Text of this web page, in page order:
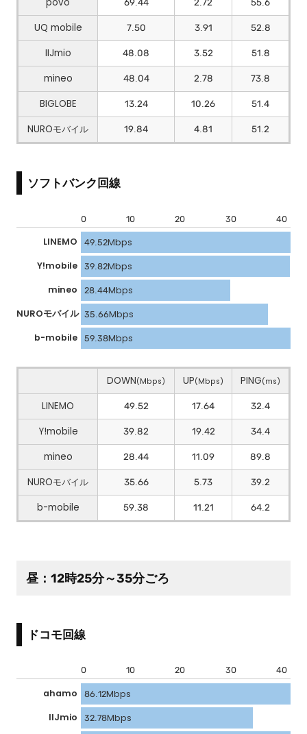
UQ mobile
7.50 3.91
52.8
IIJmio
48.08 3.52
51.8
mineo
48.04 2.78
73.8
BIGLOBE
13.24 10.26
51.4
NUROモバイル
19.84 4.81 51.2
ソフトバンク回線
0 10 20 30
40
LINEMO
49.52Mbps
Y!mobile 39.82Mbps
mineo
28.44Mbps
NUROモバイル 35.66Mbps
b-mobile 59.38Mbps
DOWN(Mbps) UP(Mbps) PING(ms)
LINEMO 49.52 17.64
32.4
Y!mobile
39.82 19.42
34.4
mineo
28.44 11.09
89.8
NUROモバイル
35.66 5.73
39.2
b-mobile
59.38 11.21 64.2
昼：12時25分～35分ごろ
ドコモ回線
0 10 20 30
40
ahamo
86.12Mbps
IIJmio
32.78Mbps